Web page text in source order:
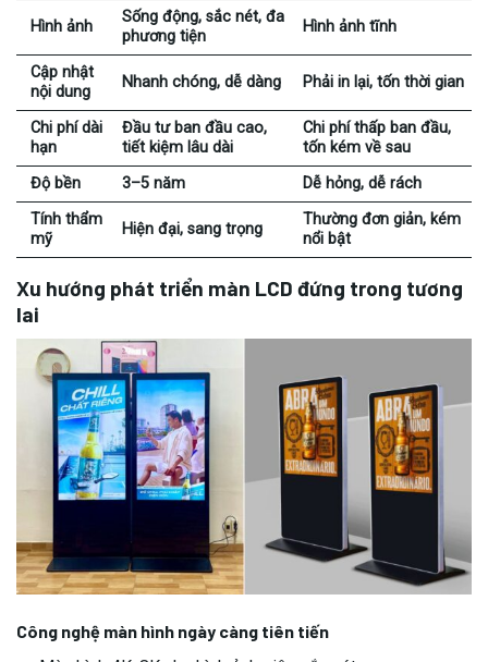
Hình ảnh
Sống động, sắc nét, đa
phương tiện
Hình ảnh tĩnh
Cập nhật
nội dung
Nhanh chóng, dễ dàng Phải in lại, tốn thời gian
Chi phí dài
hạn
Đầu tư ban đầu cao,
tiết kiệm lâu dài
Chi phí thấp ban đầu,
tốn kém về sau
Độ bền
3–5 năm
Dễ hỏng, dễ rách
Tính thẩm
mỹ
Hiện đại, sang trọng
Thường đơn giản, kém
nổi bật
Xu hướng phát triển màn LCD đứng trong tương
lai
Công nghệ màn hình ngày càng tiên tiến